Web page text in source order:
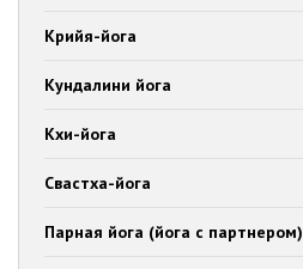
Крийя-йога
Кундалини йога
Кхи-йога
Свастха-йога
Парная йога (йога с партнером)